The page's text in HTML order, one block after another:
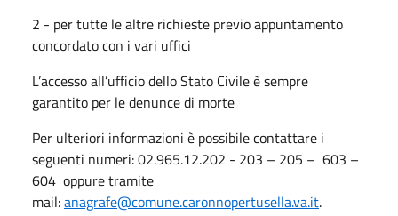
2 - per tutte le altre richieste previo appuntamento
concordato con i vari uffici
L’accesso all’ufficio dello Stato Civile è sempre
garantito per le denunce di morte
Per ulteriori informazioni è possibile contattare i
seguenti numeri: 02.965.12.202 - 203 – 205 – 603 –
604 oppure tramite
mail:anagrafe@comune.caronnopertusella.va.it.